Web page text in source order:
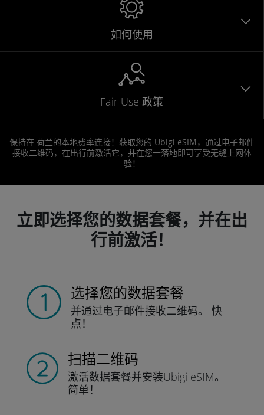
如何使用
Fair Use 政策
保持在 荷兰的本地费率连接！获取您的 Ubigi eSIM，通过电子邮件
接收二维码，在出行前激活它，并在您一落地即可享受无缝上网体
验！
立即选择您的数据套餐，并在出
行前激活！
选择您的数据套餐
并通过电子邮件接收二维码。
快
点！
扫描二维码
激活数据套餐并安装Ubigi eSIM。
简单！